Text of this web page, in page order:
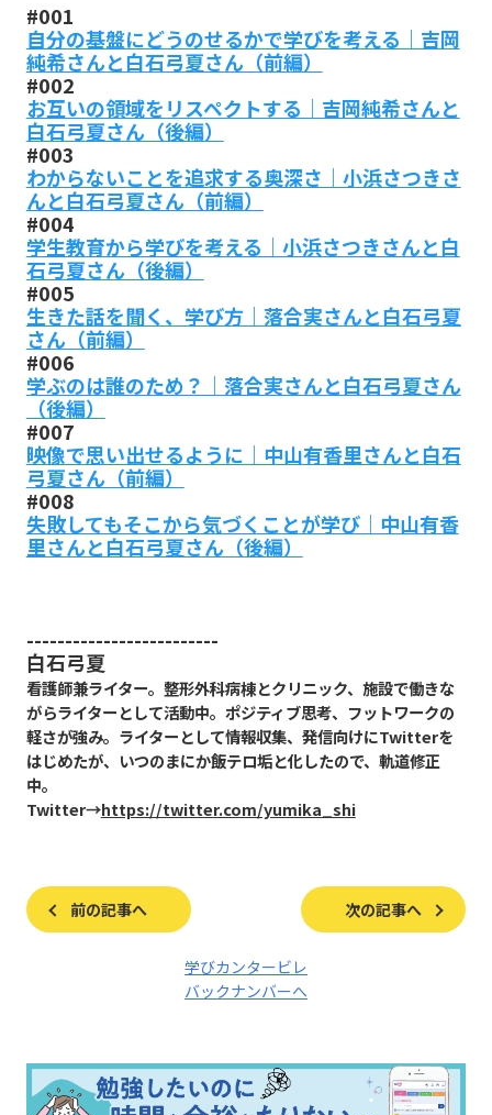
#001
自分の基盤にどうのせるかで学びを考える｜吉岡
純希さんと白石弓夏さん（前編）
#002
お互いの領域をリスペクトする｜吉岡純希さんと
白石弓夏さん（後編）
#003
わからないことを追求する奥深さ｜小浜さつきさ
んと白石弓夏さん（前編）
#004
学生教育から学びを考える｜小浜さつきさんと白
石弓夏さん（後編）
#005
生きた話を聞く、学び方｜落合実さんと白石弓夏
さん（前編）
#006
学ぶのは誰のため？｜落合実さんと白石弓夏さん
（後編）
#007
映像で思い出せるように｜中山有香里さんと白石
弓夏さん（前編）
#008
失敗してもそこから気づくことが学び｜中山有香
里さんと白石弓夏さん（後編）
-------------------------
白石弓夏
看護師兼ライター。整形外科病棟とクリニック、施設で働きな
がらライターとして活動中。ポジティブ思考、フットワークの
軽さが強み。ライターとして情報収集、発信向けにTwitterを
はじめたが、いつのまにか飯テロ垢と化したので、軌道修正
中。
Twitter→https://twitter.com/yumika_shi
前の記事へ 次の記事へ
学びカンタービレ
バックナンバーへ